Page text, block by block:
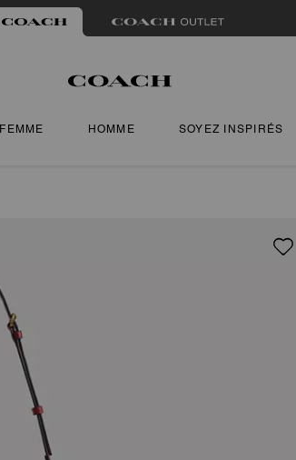
FEMME HOMME SOYEZ INSPIRÉS